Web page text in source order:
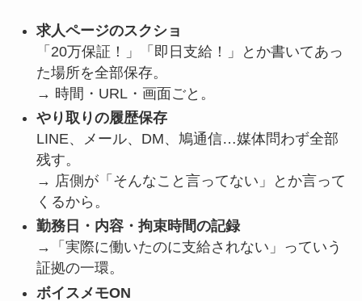
求人ページのスクショ
「20万保証！」「即日支給！」とか書いてあっ
た場所を全部保存。
→ 時間・URL・画面ごと。
やり取りの履歴保存
LINE、メール、DM、鳩通信…媒体問わず全部
残す。
→ 店側が「そんなこと言ってない」とか言って
くるから。
勤務日・内容・拘束時間の記録
→「実際に働いたのに支給されない」っていう
証拠の一環。
ボイスメモON